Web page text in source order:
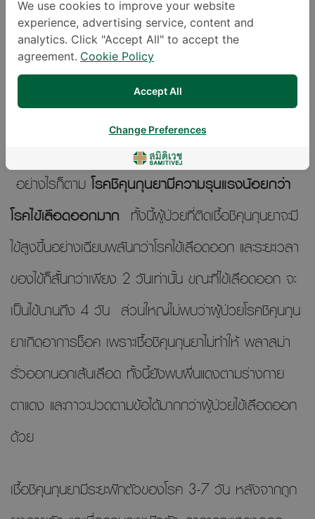
อาการของโรคชิคุนกุนยา
เนื่องจากโรคไข้เลือดออก และโรคชิคุนกุนยามียุงลายเป็น
พาหะเช่นเดียวกัน รวมถึงอาการที่แสดงออกยังคล้ายคลึง
กัน จึงอาจพบผู้ป่วยเป็นทั้ง 2 โรคพร้อมๆ กันได้
อย่างไรก็ตามโรคชิคุนกุนยามีความรุนแรงน้อยกว่า
โรคไข้เลือดออกมาก ทั้งนี้ผู้ป่วยที่ติดเชื้อชิคุนกุนยาจะมี
ไข้สูงขึ้นอย่างเฉียบพลันกว่าโรคไข้เลือดออก และระยะเวลา
ของไข้ก็สั้นกว่าเพียง 2 วันเท่านั้น ขณะที่ไข้เลือดออก จะ
เป็นไข้นานถึง 4 วัน ส่วนใหญ่ไม่พบว่าผู้ป่วยโรคชิคุนกุน
ยาเกิดอาการช็อค เพราะเชื้อชิคุนกุนยาไม่ทำให้ พลาสม่า
รั่วออกนอกเส้นเลือด ทั้งนี้ยังพบผื่นแดงตามร่างกาย
ตาแดง และภาวะปวดตามข้อได้มากกว่าผู้ป่วยไข้เลือดออก
ด้วย
เชื้อชิคุนกุนยามีระยะฟักตัวของโรค 3-7 วัน หลังจากถูก
We use cookies to improve your website
experience, advertising service, content and
analytics. Click "Accept All" to accept the
agreement. Cookie Policy
Accept All
Change Preferences